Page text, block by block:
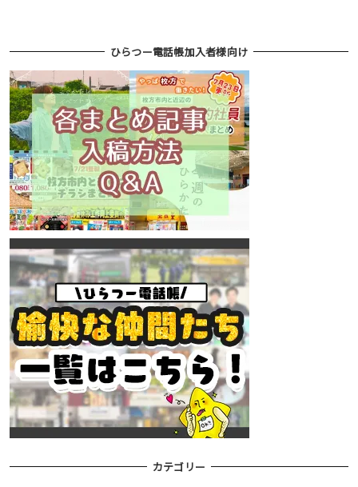
ひらつー電話帳加入者様向け
カテゴリー